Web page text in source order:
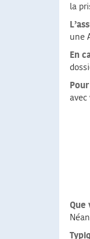
la
une
En
avec
Que